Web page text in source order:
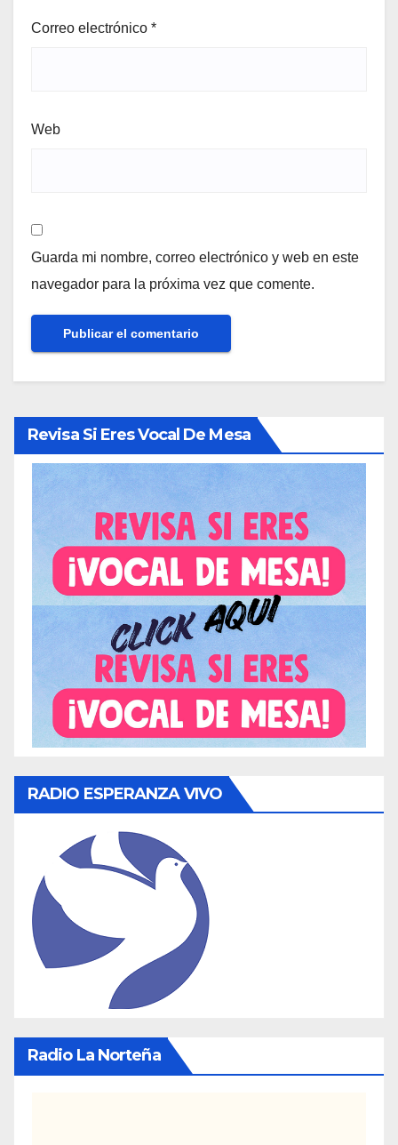
Correo electrónico *
Web
Guarda mi nombre, correo electrónico y web en este
navegador para la próxima vez que comente.
Revisa Si Eres Vocal De Mesa
RADIO ESPERANZA VIVO
Radio La Norteña